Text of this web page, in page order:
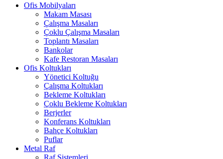
Ofis Mobilyaları
Makam Masası
Çalışma Masaları
Çoklu Çalışma Masaları
Toplantı Masaları
Bankolar
Kafe Restoran Masaları
Ofis Koltukları
Yönetici Koltuğu
Çalışma Koltukları
Bekleme Koltukları
Çoklu Bekleme Koltukları
Berjerler
Konferans Koltukları
Bahçe Koltukları
Puflar
Metal Raf
Raf Sistemleri